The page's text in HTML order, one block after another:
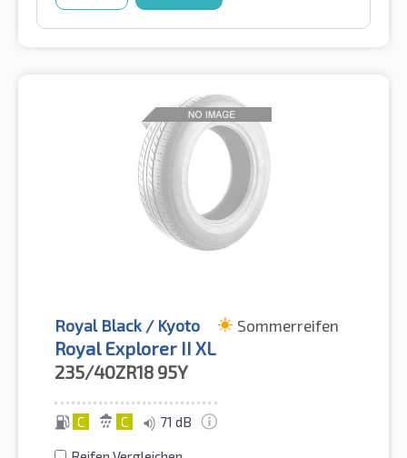
Royal Black / Kyoto Sommerreifen
Royal Explorer II XL
235/40ZR18 95Y
C C 71 dB